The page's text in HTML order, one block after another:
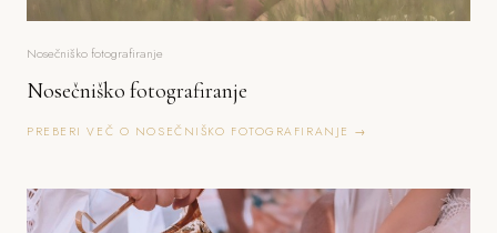
Nosečniško fotografiranje
Nosečniško fotografiranje
PREBERI VEČ O NOSEČNIŠKO FOTOGRAFIRANJE →